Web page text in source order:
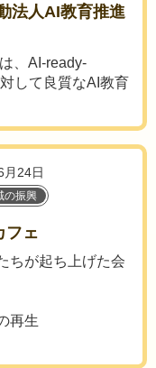
法人AI教育推進
、AI-ready-
して良質なAI教育
月24日
の振興
フェ
ちが起ち上げた会
再生